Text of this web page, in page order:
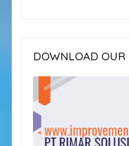
DOWNLOAD OUR